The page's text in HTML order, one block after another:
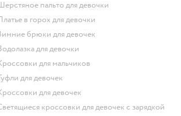
Шерстяное пальто для девочки
Платье в горох для девочки
Зимние брюки для девочек
Водолазка для девочки
Кроссовки для мальчиков
Туфли для девочек
Кроссовки для девочек
Светящиеся кроссовки для девочек с зарядкой